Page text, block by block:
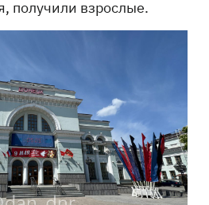
получили взрослые.